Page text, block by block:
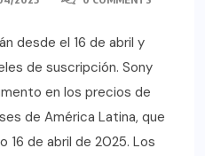
desde el 16 de abril y
de suscripción. Sony
en los precios de
de América Latina, que
16 de abril de 2025. Los